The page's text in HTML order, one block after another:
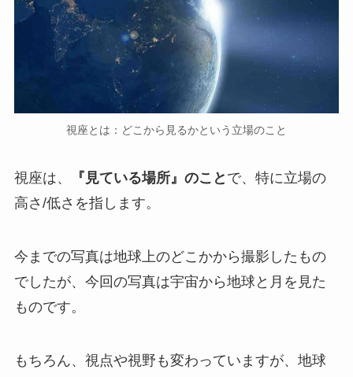
視座とは：どこから見るかという立場のこと
視座は、 『見ている場所』のこと で、特に立場の
高さ/低さを指します。
今までの写真は地球上のどこかから撮影したもの
でしたが、今回の写真は宇宙から地球と月を見た
ものです。
もちろん、視点や視野も変わっていますが、地球